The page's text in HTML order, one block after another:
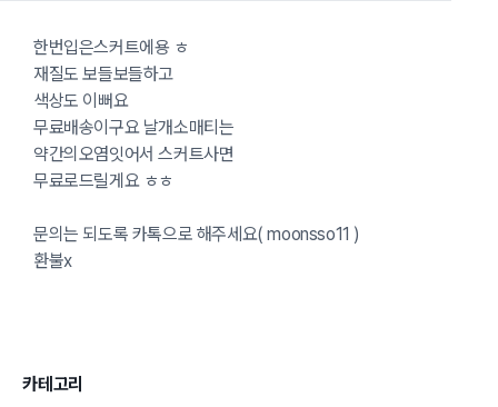
한번입은스커트에용 ㅎ
재질도 보들보들하고
색상도 이뻐요
무료배송이구요 날개소매티는
약간의오염잇어서 스커트사면
무료로드릴게요 ㅎㅎ
문의는 되도록 카톡으로 해주세요( moonsso11 )
환불x
카테고리